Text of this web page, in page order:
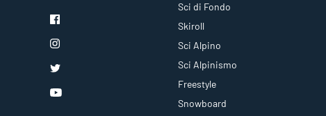
Sci di Fondo
Skiroll
Sci Alpino
Sci Alpinismo
Freestyle
Snowboard